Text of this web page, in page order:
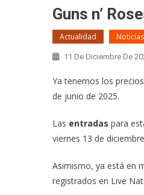
Guns n’
Actualidad Noticias
11 De Diciembre De
Ya tenemos los
de junio de 2025.
Las entradas para
viernes 13 de
Asimismo, ya está en
registrados en Live